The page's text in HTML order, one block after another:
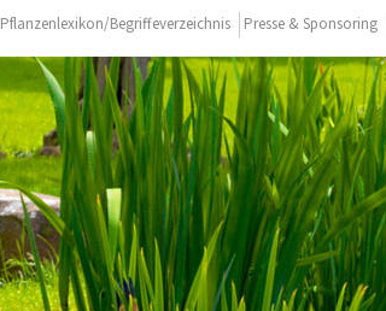
Pflanzenlexikon/Begriffeverzeichnis Presse & Sponsoring